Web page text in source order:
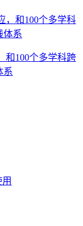
和100个多学科跨
系